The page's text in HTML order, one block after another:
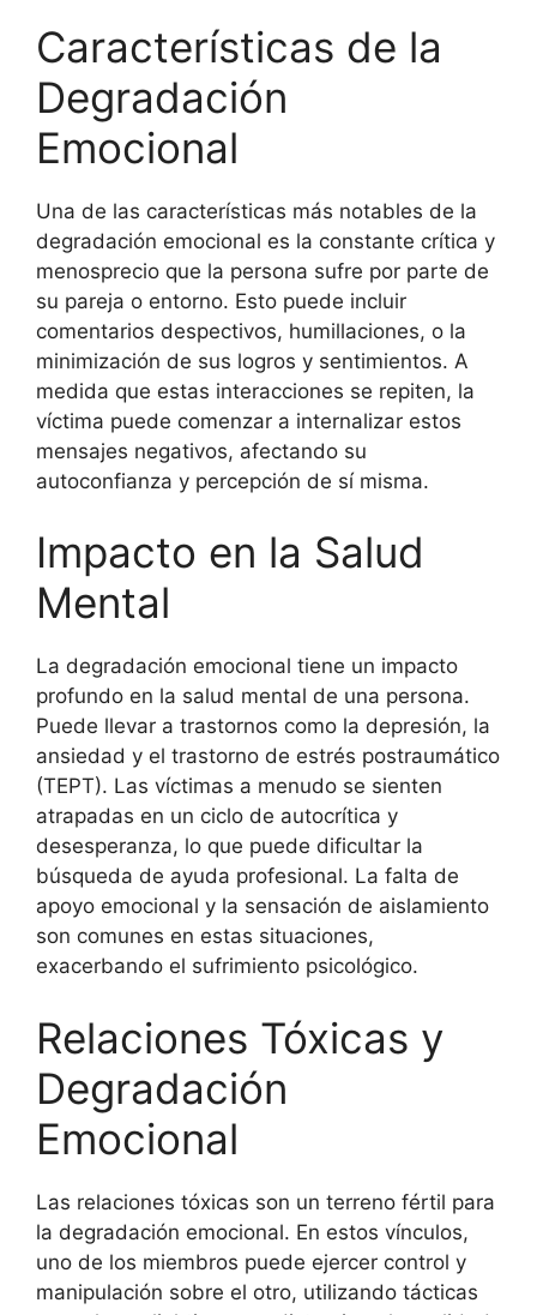
Características de la
Degradación
Emocional
Una de las características más notables de la
degradación emocional es la constante crítica y
menosprecio que la persona sufre por parte de
su pareja o entorno. Esto puede incluir
comentarios despectivos, humillaciones, o la
minimización de sus logros y sentimientos. A
medida que estas interacciones se repiten, la
víctima puede comenzar a internalizar estos
mensajes negativos, afectando su
autoconfianza y percepción de sí misma.
Impacto en la Salud
Mental
La degradación emocional tiene un impacto
profundo en la salud mental de una persona.
Puede llevar a trastornos como la depresión, la
ansiedad y el trastorno de estrés postraumático
(TEPT). Las víctimas a menudo se sienten
atrapadas en un ciclo de autocrítica y
desesperanza, lo que puede dificultar la
búsqueda de ayuda profesional. La falta de
apoyo emocional y la sensación de aislamiento
son comunes en estas situaciones,
exacerbando el sufrimiento psicológico.
Relaciones Tóxicas y
Degradación
Emocional
Las relaciones tóxicas son un terreno fértil para
la degradación emocional. En estos vínculos,
uno de los miembros puede ejercer control y
manipulación sobre el otro, utilizando tácticas